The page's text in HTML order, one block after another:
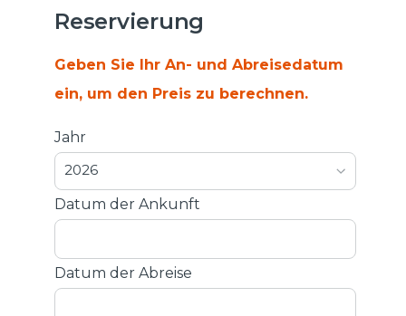
Reservierung
Geben Sie Ihr An- und Abreisedatum
ein, um den Preis zu berechnen.
Jahr
2026
Datum der Ankunft
Datum der Abreise